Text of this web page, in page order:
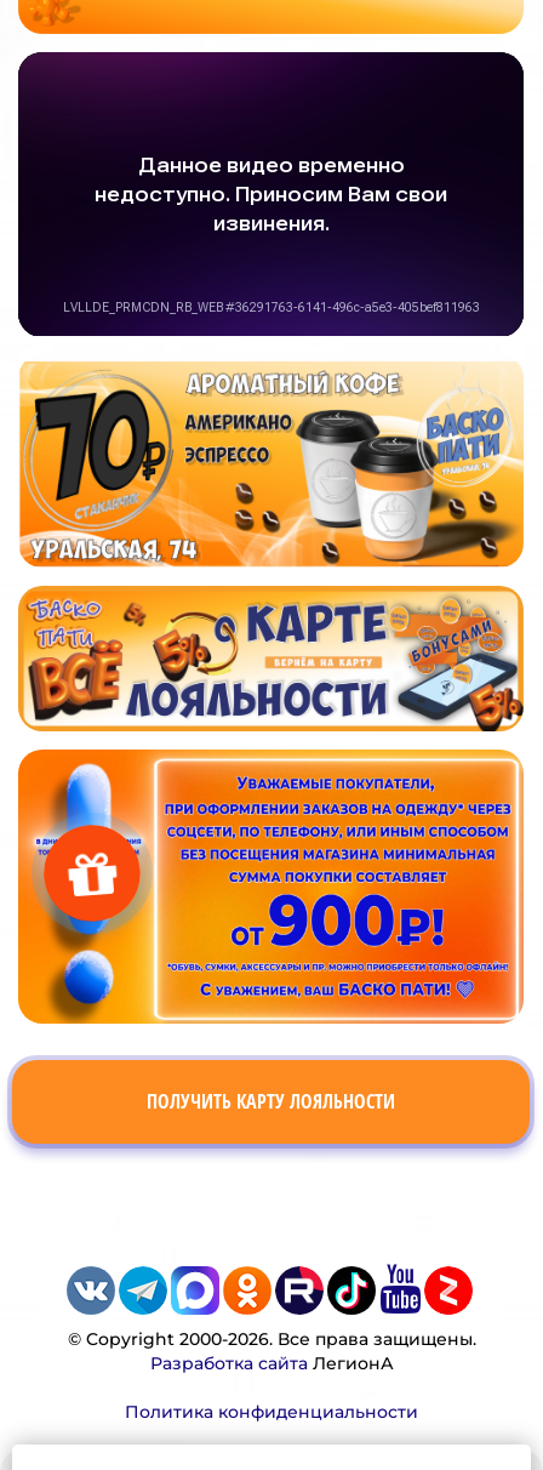
ПОЛУЧИТЬ КАРТУ ЛОЯЛЬНОСТИ
© Copyright 2000-2026. Все права защищены.
Разработка сайтаЛегионА
Политика конфиденциальности